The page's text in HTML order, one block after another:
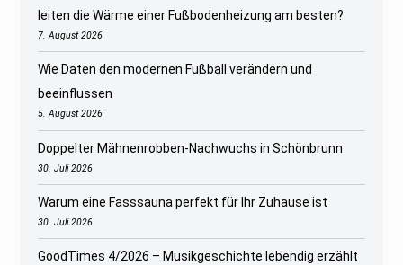
leiten die Wärme einer Fußbodenheizung am besten?
7. August 2026
Wie Daten den modernen Fußball verändern und
beeinflussen
5. August 2026
Doppelter Mähnenrobben-Nachwuchs in Schönbrunn
30. Juli 2026
Warum eine Fasssauna perfekt für Ihr Zuhause ist
30. Juli 2026
GoodTimes 4/2026 – Musikgeschichte lebendig erzählt